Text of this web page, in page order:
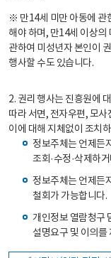
※ 만14세 미만 아동에 관
해야 하며, 만14세 이상의
관하여 미성년자 본인이
행사할 수도 있습니다.
2. 권리 행사는 진흥원에
따라 서면, 전자우편, 모
이에 대해 지체없이 조치
정보주체는 언제든
조회·수정·삭제하
정보주체는 언제든
철회가 가능합니다.
개인정보 열람청구
설명요구 및 이의를